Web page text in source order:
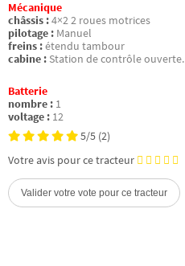
Mécanique
châssis :4×2 2 roues motrices
pilotage : Manuel
freins :étendu tambour
cabine : Station de contrôle ouverte.
Batterie
nombre : 1
voltage : 12
5/5 (2)
Votre avis pour ce tracteur